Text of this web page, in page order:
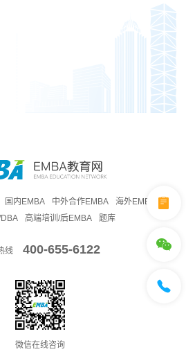
国内EMBA 中外合作EMBA
海外EMBA
高端培训/后EMBA 题库
线 400-655-6122
微信在线咨询